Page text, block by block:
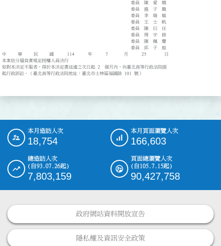
委員 陳 愛 娥
委員 盛 子 龍
委員 李 瑞 敏
委員 王 士 帆
委員 陳 衍 任
委員 周 宇 修
委員 陳 佩 慶
委員 邱 子 庭
中 華 民 國 114 年 7 月 25 日
本案依分層負責規定授權人員決行
如對本決定不服者，得於本決定書送達之次日起 2 個月內，向臺北高等行政法院提
起行政訴訟。（臺北高等行政法院地址：臺北市士林區福國路 101 號）
::: 本月造訪人次
18,754
本月頁面瀏覽人次
166,603
總造訪人次
(自93.07.26起)
7,803,159
頁面總瀏覽人次
(自105.7.15起)
90,427,758
政府網站資料開放宣告
隱私權及資訊安全政策